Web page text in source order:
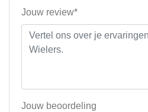
Jouw review*
Jouw beoordeling